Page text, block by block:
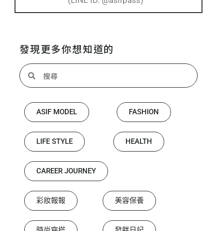
發現更多你想知道的
ASIF MODEL FASHION
LIFE STYLE HEALTH
CAREER JOURNEY
彩妝報報 美容保養